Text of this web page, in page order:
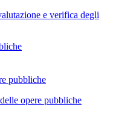
e verifica degli
pubbliche
opere pubbliche